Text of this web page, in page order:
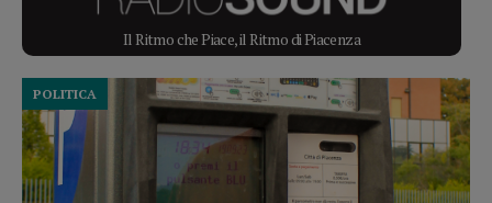
Il Ritmo che Piace, il Ritmo di Piacenza
POLITICA